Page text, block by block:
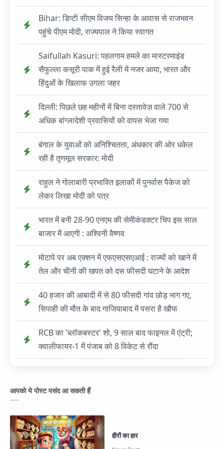
Bihar: डिप्टी सीएम विजय सिन्हा के आवास से राजभवन
पहुंचे पीएम मोदी, राज्यपाल ने किया स्वागत
Saifullah Kasuri: पहलगाम हमले का मास्टरमाइंड
सैफुल्ला कसूरी पाक में हुई रैली में नजर आया, भारत और
हिंदुओं के खिलाफ उगला जहर
दिल्ली: पिछले छह महीनों में बिना दस्तावेज़ वाले 700 से
अधिक बांग्लादेशी प्रवासियों को वापस भेजा गया
बंगाल के युवाओं को अनिश्चितता, अंधकार की ओर धकेल
रही है तृणमूल सरकार: मोदी
राहुल ने गोलाबारी प्रभावित इलाकों में पुनर्वास पैकेज को
लेकर लिखा मोदी को पत्र
भारत में बनी 28-90 एनएम की सेमीकंडक्टर चिप इस साल
बाजार में आएगी : अश्विनी वैष्णव
मोटापे पर अब एक्शन में एफएसएसएआई : राज्यों को खाने में
तेल और चीनी की खपत को दस फीसदी घटाने के आदेश
40 हजार की आबादी में से 80 फीसदी गांव छोड़ भाग गए,
सिपाही की मौत के बाद गाजियाबाद में पसरा है खौफ
RCB का 'ब्लॉकबस्टर' शो, 9 साल बाद फाइनल में एंट्री;
क्वालीफायर-1 में पंजाब को 8 विकेट से रौंदा
आपको ये पोस्ट पसंद आ सकती हैं
हीरों का हार